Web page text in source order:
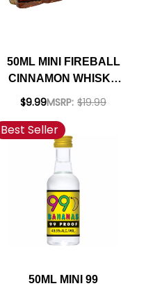
50ML MINI FIREBALL
CINNAMON WHISKY
10 PACK
$9.99MSRP: $19.99
Best Seller
50ML MINI 99